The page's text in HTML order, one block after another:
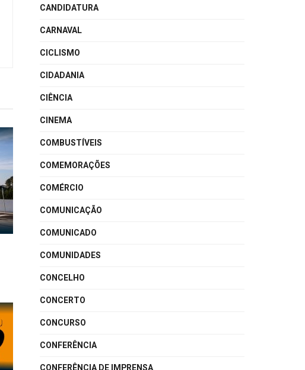
CANDIDATURA
CARNAVAL
CICLISMO
CIDADANIA
CIÊNCIA
CINEMA
COMBUSTÍVEIS
COMEMORAÇÕES
COMÉRCIO
COMUNICAÇÃO
COMUNICADO
COMUNIDADES
CONCELHO
CONCERTO
CONCURSO
CONFERÊNCIA